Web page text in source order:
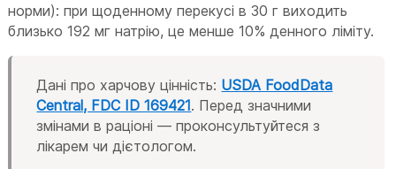
норми): при щоденному перекусі в 30 г виходить
близько 192 мг натрію, це менше 10% денного ліміту.
Дані про харчову цінність: USDA FoodData
Central, FDC ID 169421. Перед значними
змінами в раціоні — проконсультуйтеся з
лікарем чи дієтологом.